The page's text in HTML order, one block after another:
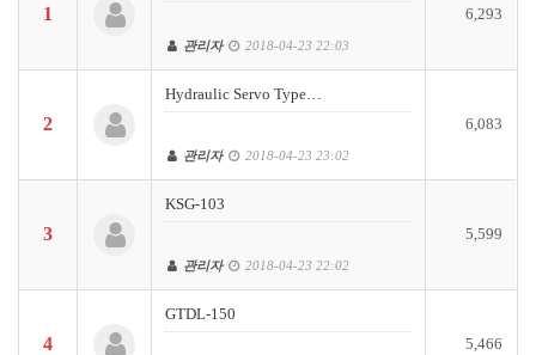
1
관리자 2018-04-23 22:03
6,293
2
Hydraulic Servo Type…
관리자 2018-04-23 23:02
6,083
3
KSG-103
관리자 2018-04-23 22:02
5,599
4
GTDL-150
5,466